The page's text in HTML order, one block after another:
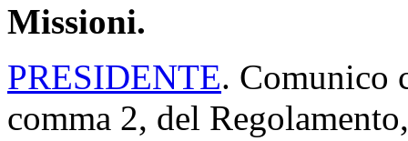
Missioni.
PRESIDENTE. Comunico
comma 2, del